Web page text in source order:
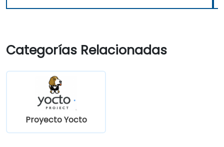
Categorías Relacionadas
Proyecto Yocto